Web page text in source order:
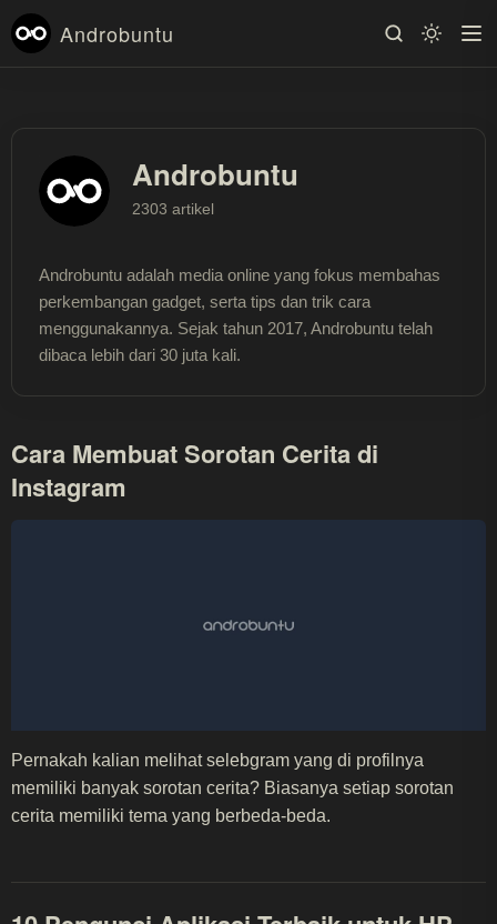
Androbuntu
Androbuntu
2303 artikel
Androbuntu adalah media online yang fokus membahas
perkembangan gadget, serta tips dan trik cara
menggunakannya. Sejak tahun 2017, Androbuntu telah
dibaca lebih dari 30 juta kali.
Cara Membuat Sorotan Cerita di
Instagram
Pernakah kalian melihat selebgram yang di profilnya
memiliki banyak sorotan cerita? Biasanya setiap sorotan
cerita memiliki tema yang berbeda-beda.